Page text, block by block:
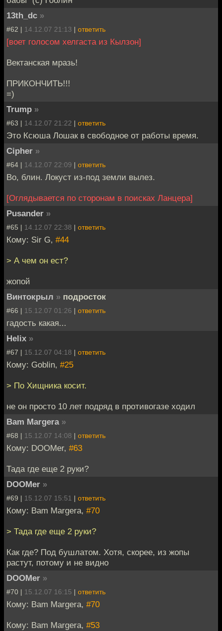
13th_dc »
#62 | 14.12.07 21:13 | ответить
[воет голосом хелгаста из Кылзон]
Вектанская мразь!
ПРИКОНЧИТЬ!!!
=)
Trump »
#63 | 14.12.07 21:22 | ответить
Это Ксюша Лошак в свободное от работы время.
Cipher »
#64 | 14.12.07 22:09 | ответить
Во, блин. Локуст из-под земли вылез.
[Оглядывается по сторонам в поисках Ланцера]
Pusander »
#65 | 14.12.07 22:38 | ответить
Кому: Sir G, #44
> А чем он ест?
жопой
Винтокрыл » подросток
#66 | 15.12.07 01:26 | ответить
гадость какая...
Helix »
#67 | 15.12.07 04:18 | ответить
Кому: Goblin, #25
> По Хищника косит.
не он просто 10 лет подряд в противогазе ходил
Bam Margera »
#68 | 15.12.07 14:08 | ответить
Кому: DOOMer, #63
Тада где еще 2 руки?
DOOMer »
#69 | 15.12.07 15:51 | ответить
Кому: Bam Margera, #70
> Тада где еще 2 руки?
Как где? Под бушлатом. Хотя, скорее, из жопы
растут, потому и не видно
DOOMer »
#70 | 15.12.07 16:15 | ответить
Кому: Bam Margera, #70
Кому: Bam Margera, #53